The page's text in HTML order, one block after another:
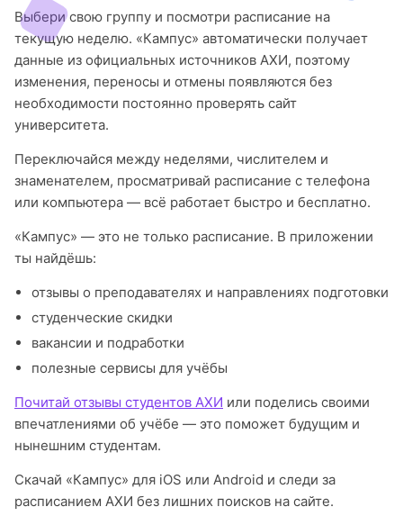
Выбери свою группу и посмотри расписание на
текущую неделю. «Кампус» автоматически получает
данные из официальных источников АХИ, поэтому
изменения, переносы и отмены появляются без
необходимости постоянно проверять сайт
университета.
Переключайся между неделями, числителем и
знаменателем, просматривай расписание с телефона
или компьютера — всё работает быстро и бесплатно.
«Кампус» — это не только расписание. В приложении
ты найдёшь:
отзывы о преподавателях и направлениях подготовки
студенческие скидки
вакансии и подработки
полезные сервисы для учёбы
Почитай отзывы студентов АХИ или поделись своими
впечатлениями об учёбе — это поможет будущим и
нынешним студентам.
Скачай «Кампус» для iOS или Android и следи за
расписанием АХИ без лишних поисков на сайте.